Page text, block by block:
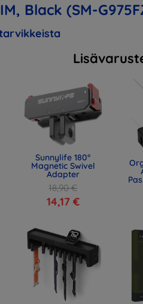
Black (SM-
Sunnylife 180°
Magnetic Swivel
Adapter
18,90 €
14,17 €